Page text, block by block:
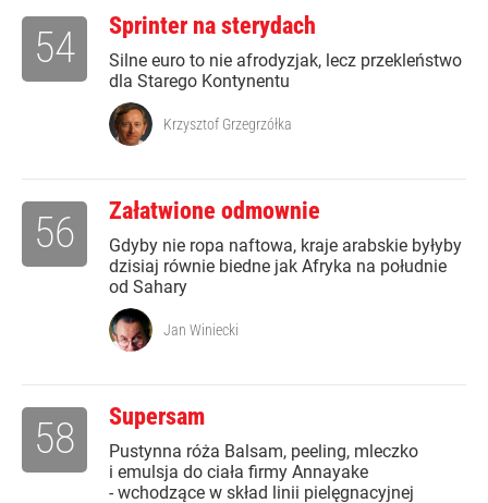
Sprinter na sterydach
Silne euro to nie afrodyzjak, lecz przekleństwo
dla Starego Kontynentu
54
Krzysztof Grzegrzółka
Załatwione odmownie
Gdyby nie ropa naftowa, kraje arabskie byłyby
dzisiaj równie biedne jak Afryka na południe
od Sahary
56
Jan Winiecki
Supersam
Pustynna róża Balsam, peeling, mleczko
i emulsja do ciała firmy Annayake
- wchodzące w skład linii pielęgnacyjnej
58